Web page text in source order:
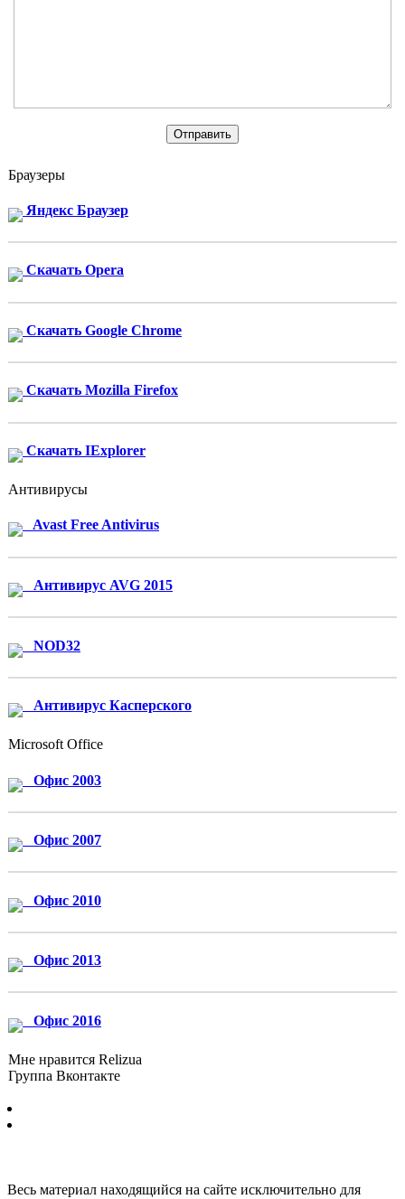
Браузеры
Яндекс Браузер
Скачать Opera
Скачать Google Chrome
Скачать Mozilla Firefox
Скачать IExplorer
Антивирусы
Avast Free Antivirus
Антивирус AVG 2015
NOD32
Антивирус Касперского
Microsoft Office
Офис 2003
Офис 2007
Офис 2010
Офис 2013
Офис 2016
Мне нравится Relizua
Группа Вконтакте
Весь материал находящийся на сайте исключительно для